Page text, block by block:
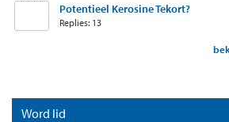
Potentieel Kerosine Tekort?
Replies: 13
Word lid